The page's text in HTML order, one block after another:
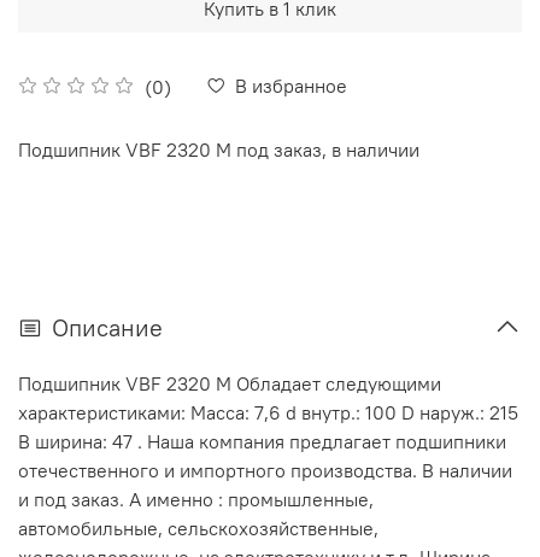
(0) В избранное
Купить в 1 клик
Подшипник VBF 2320 М под заказ, в наличии
Описание
Подшипник VBF 2320 М Обладает следующими
характеристиками: Масса: 7,6 d внутр.: 100 D наруж.: 215
В ширина: 47 . Наша компания предлагает подшипники
отечественного и импортного производства. В наличии
и под заказ. А именно : промышленные,
автомобильные, сельскохозяйственные,